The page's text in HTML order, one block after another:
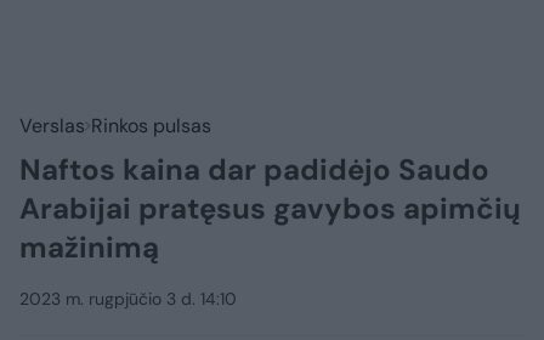
Verslas Rinkos pulsas
Naftos kaina dar padidėjo Saudo
Arabijai pratęsus gavybos apimčių
mažinimą
2023 m. rugpjūčio 3 d. 14:10